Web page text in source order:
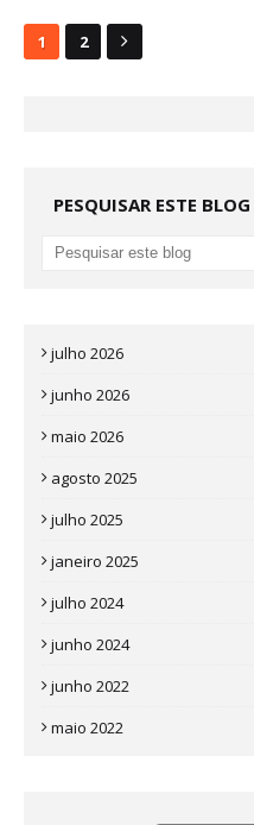
1 2
PESQUISAR ESTE BLOG
julho 2026
junho 2026
maio 2026
agosto 2025
julho 2025
janeiro 2025
julho 2024
junho 2024
junho 2022
maio 2022